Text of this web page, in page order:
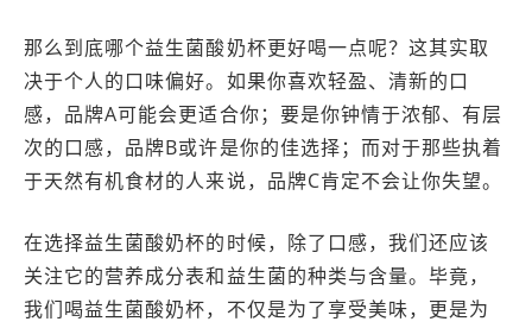
那么到底哪个益生菌酸奶杯更好喝一点呢？这其实取
决于个人的口味偏好。如果你喜欢轻盈、清新的口
感，品牌A可能会更适合你；要是你钟情于浓郁、有层
次的口感，品牌B或许是你的佳选择；而对于那些执着
于天然有机食材的人来说，品牌C肯定不会让你失望。
在选择益生菌酸奶杯的时候，除了口感，我们还应该
关注它的营养成分表和益生菌的种类与含量。毕竟，
我们喝益生菌酸奶杯，不仅是为了享受美味，更是为